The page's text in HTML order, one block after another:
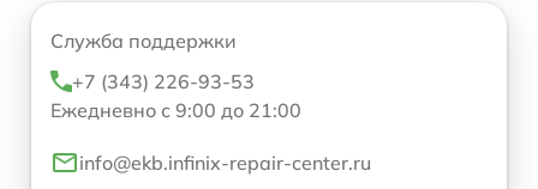
Служба поддержки
+7 (343) 226-93-53
Ежедневно с 9:00 до 21:00
info@ekb.infinix-repair-center.ru